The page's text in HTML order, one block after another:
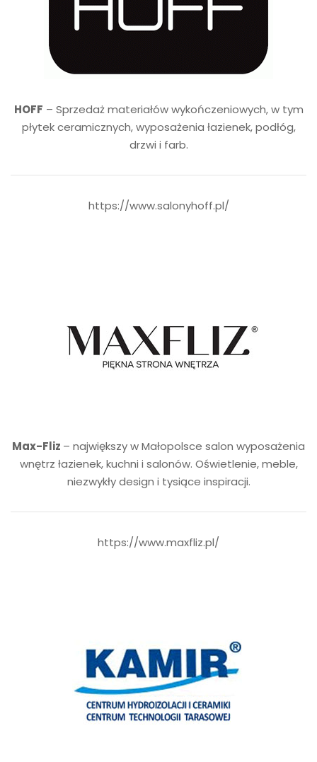
HOFF – Sprzedaż materiałów wykończeniowych, w tym
płytek ceramicznych, wyposażenia łazienek, podłóg,
drzwi i farb.
https://www.salonyhoff.pl/
Max-Fliz – największy w Małopolsce salon wyposażenia
wnętrz łazienek, kuchni i salonów. Oświetlenie, meble,
niezwykły design i tysiące inspiracji.
https://www.maxfliz.pl/